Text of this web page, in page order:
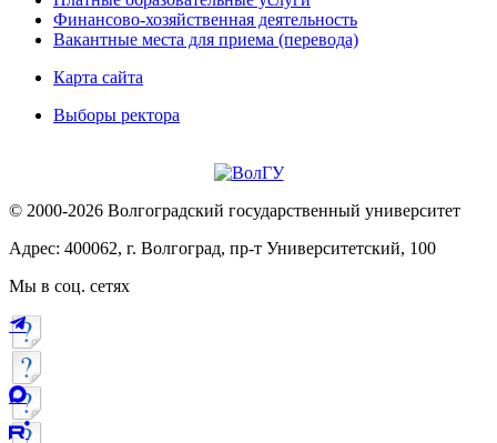
Финансово-хозяйственная деятельность
Вакантные места для приема (перевода)
Карта сайта
Выборы ректора
© 2000-2026 Волгоградский государственный университет
Адрес: 400062, г. Волгоград, пр-т Университетский, 100
Мы в соц. сетях